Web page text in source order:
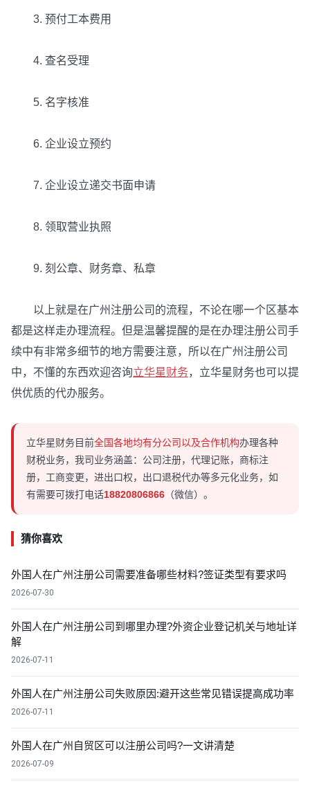
3. 预付工本费用
4. 查名受理
5. 名字核准
6. 企业设立预约
7. 企业设立递交书面申请
8. 领取营业执照
9. 刻公章、财务章、私章
以上就是在广州注册公司的流程，不论在哪一个区基本
都是这样走办理流程。但是温馨提醒的是在办理注册公司手
续中有非常多细节的地方需要注意，所以在广州注册公司
中，不懂的东西欢迎咨询立华星财务，立华星财务也可以提
供优质的代办服务。
立华星财务目前全国各地均有分公司以及合作机构办理各种
财税业务，我司业务涵盖：公司注册，代理记账，商标注
册，工商变更，进出口权，出口退税代办等多元化业务，如
有需要可拨打电话18820806866 （微信）。
猜你喜欢
外国人在广州注册公司需要准备哪些材料?签证类型有要求吗
2026-07-30
外国人在广州注册公司到哪里办理?外资企业登记机关与地址详
解
2026-07-11
外国人在广州注册公司失败原因:避开这些常见错误提高成功率
2026-07-11
外国人在广州自贸区可以注册公司吗?一文讲清楚
2026-07-09